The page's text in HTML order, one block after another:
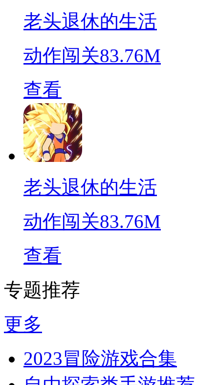
老头退休的生活
动作闯关83.76M
查看
老头退休的生活
动作闯关83.76M
查看
专题推荐
更多
2023冒险游戏合集